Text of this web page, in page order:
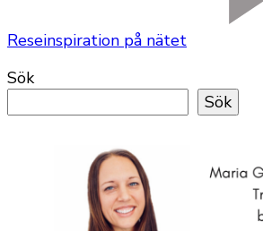
Reseinspiration på nätet
Sök
Sök